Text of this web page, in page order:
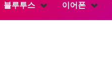
블루투스 이어폰